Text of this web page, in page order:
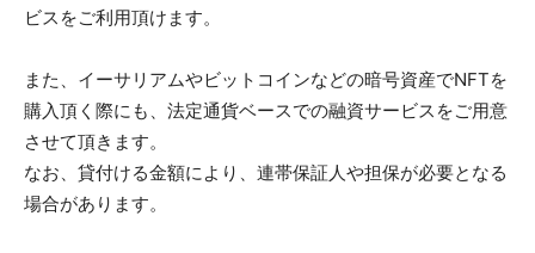
ビスをご利用頂けます。
また、イーサリアムやビットコインなどの暗号資産でNFTを
購入頂く際にも、法定通貨ベースでの融資サービスをご用意
させて頂きます。
なお、貸付ける金額により、連帯保証人や担保が必要となる
場合があります。